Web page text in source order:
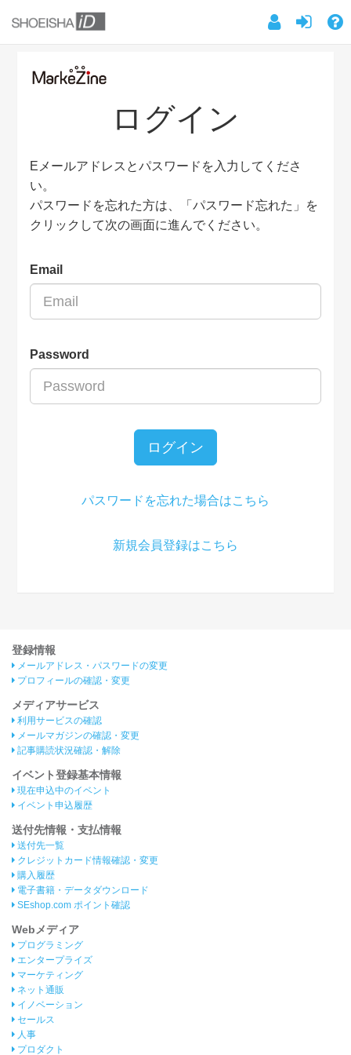
ログイン
Eメールアドレスとパスワードを入力してくださ
い。
パスワードを忘れた方は、「パスワード忘れた」を
クリックして次の画面に進んでください。
Email
Password
ログイン
パスワードを忘れた場合はこちら
新規会員登録はこちら
登録情報
メールアドレス・パスワードの変更
プロフィールの確認・変更
メディアサービス
利用サービスの確認
メールマガジンの確認・変更
記事購読状況確認・解除
イベント登録基本情報
現在申込中のイベント
イベント申込履歴
送付先情報・支払情報
送付先一覧
クレジットカード情報確認・変更
購入履歴
電子書籍・データダウンロード
SEshop.com ポイント確認
Webメディア
プログラミング
エンタープライズ
マーケティング
ネット通販
イノベーション
セールス
人事
プロダクト